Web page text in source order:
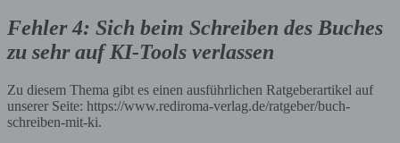
Fehler 4: Sich beim Schreiben des Buches
zu sehr auf KI-Tools verlassen
Zu diesem Thema gibt es einen ausführlichen Ratgeberartikel auf
unserer Seite: https://www.rediroma-verlag.de/ratgeber/buch-
schreiben-mit-ki.